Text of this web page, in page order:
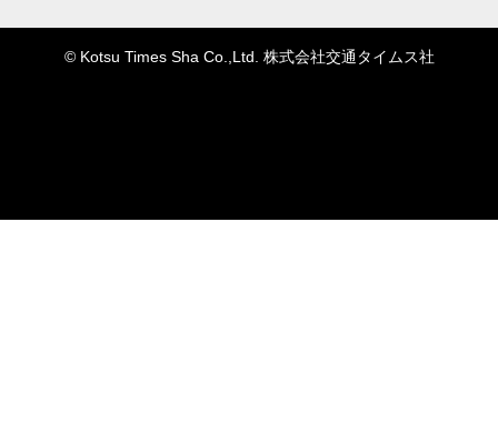
© Kotsu Times Sha Co.,Ltd. 株式会社交通タイムス社